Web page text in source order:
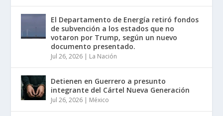
El Departamento de Energía retiró fondos
de subvención a los estados que no
votaron por Trump, según un nuevo
documento presentado.
Jul 26, 2026 | La Nación
Detienen en Guerrero a presunto
integrante del Cártel Nueva Generación
Jul 26, 2026 | México